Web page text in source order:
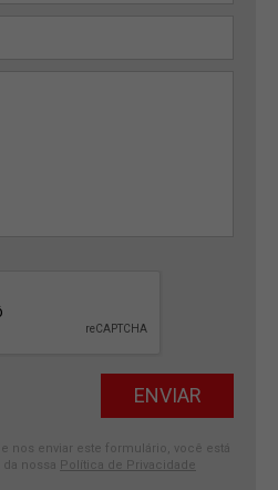
nos enviar este formulário, você está
nossa Política de Privacidade